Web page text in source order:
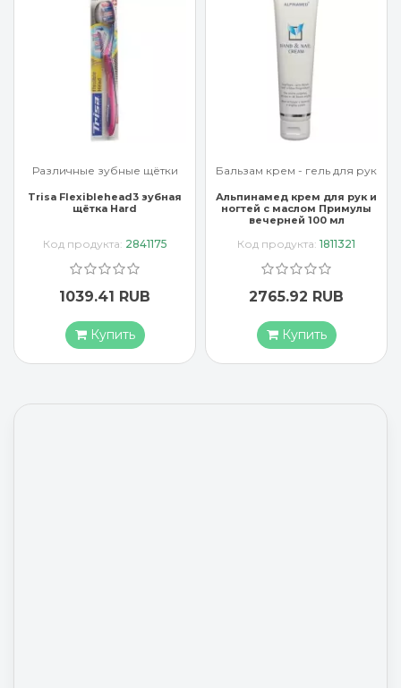
Различные зубные щётки
Trisa Flexiblehead3 зубная
щётка Hard
Код продукта: 2841175
1039.41 RUB
Купить
Бальзам крем - гель для рук
Альпинамед крем для рук и
ногтей с маслом Примулы
вечерней 100 мл
Код продукта: 1811321
2765.92 RUB
Купить